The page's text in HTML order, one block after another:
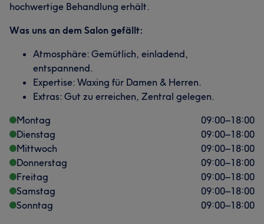
hochwertige Behandlung erhält.
Was uns an dem Salon gefällt:
Atmosphäre: Gemütlich, einladend,
entspannend.
Expertise: Waxing für Damen & Herren.
Extras: Gut zu erreichen, Zentral gelegen.
Montag
09:00–18:00
Dienstag
09:00–18:00
Mittwoch
09:00–18:00
Donnerstag
09:00–18:00
Freitag
09:00–18:00
Samstag
09:00–18:00
Sonntag
09:00–18:00